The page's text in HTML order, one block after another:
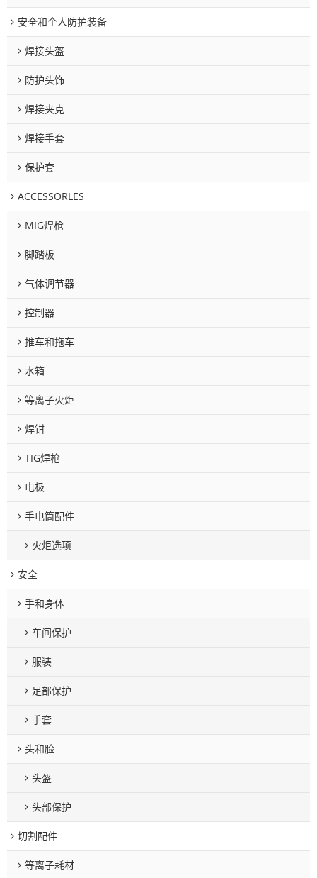
安全和个人防护装备
焊接头盔
防护头饰
焊接夹克
焊接手套
保护套
ACCESSORLES
MIG焊枪
脚踏板
气体调节器
控制器
推车和拖车
水箱
等离子火炬
焊钳
TIG焊枪
电极
手电筒配件
火炬选项
安全
手和身体
车间保护
服装
足部保护
手套
头和脸
头盔
头部保护
切割配件
等离子耗材